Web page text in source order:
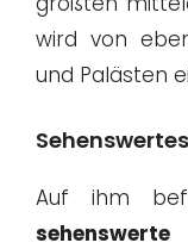
wird von
und Palästen
Auf ihm